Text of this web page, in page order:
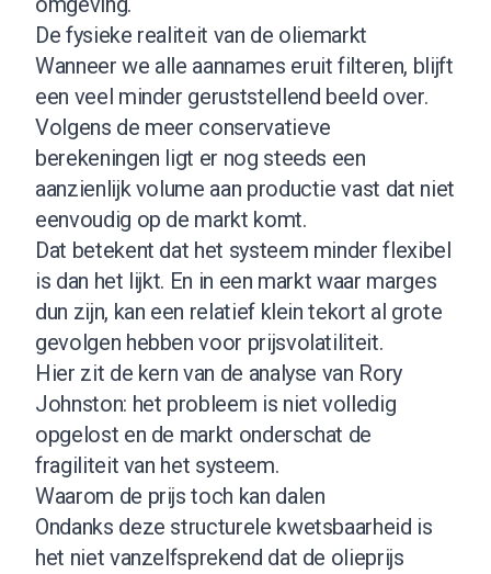
De fysieke realiteit van de oliemarkt
Wanneer we alle aannames eruit filteren, blijft
een veel minder geruststellend beeld over.
Volgens de meer conservatieve
berekeningen ligt er nog steeds een
aanzienlijk volume aan productie vast dat niet
eenvoudig op de markt komt.
Dat betekent dat het systeem minder flexibel
is dan het lijkt. En in een markt waar marges
dun zijn, kan een relatief klein tekort al grote
gevolgen hebben voor prijsvolatiliteit.
Hier zit de kern van de analyse van Rory
Johnston: het probleem is niet volledig
opgelost en de markt onderschat de
fragiliteit van het systeem.
Waarom de prijs toch kan dalen
Ondanks deze structurele kwetsbaarheid is
het niet vanzelfsprekend dat de olieprijs